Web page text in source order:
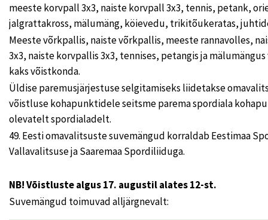
meeste korvpall 3x3, naiste korvpall 3x3, tennis, petank,
jalgrattakross, mälumäng, köievedu, trikitõukeratas,
Meeste võrkpallis, naiste võrkpallis, meeste rannavolles,
3x3, naiste korvpallis 3x3, tennises, petangis ja
kaks võistkonda.
Üldise paremusjärjestuse selgitamiseks liidetakse
võistluse kohapunktidele seitsme parema spordiala
olevatelt spordialadelt.
49. Eesti omavalitsuste suvemängud korraldab Eestimaa
Vallavalitsuse ja Saaremaa Spordiliiduga.
NB! Võistluste algus 17. augustil alates 12-st.
Suvemängud toimuvad alljärgnevalt: